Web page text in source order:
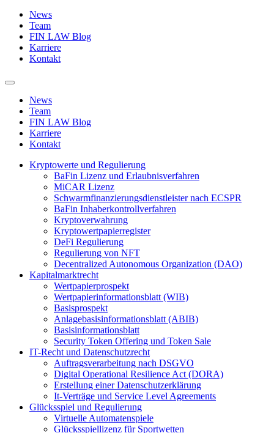
News
Team
FIN LAW Blog
Karriere
Kontakt
News
Team
FIN LAW Blog
Karriere
Kontakt
Kryptowerte und Regulierung
BaFin Lizenz und Erlaubnisverfahren
MiCAR Lizenz
Schwarmfinanzierungsdienstleister nach ECSPR
BaFin Inhaberkontrollverfahren
Kryptoverwahrung
Kryptowertpapierregister
DeFi Regulierung
Regulierung von NFT
Decentralized Autonomous Organization (DAO)
Kapitalmarktrecht
Wertpapierprospekt
Wertpapierinformationsblatt (WIB)
Basisprospekt
Anlagebasisinformationsblatt (ABIB)
Basisinformationsblatt
Security Token Offering und Token Sale
IT-Recht und Datenschutzrecht
Auftragsverarbeitung nach DSGVO
Digital Operational Resilience Act (DORA)
Erstellung einer Datenschutzerklärung
It-Verträge und Service Level Agreements
Glücksspiel und Regulierung
Virtuelle Automatenspiele
Glücksspiellizenz für Sportwetten